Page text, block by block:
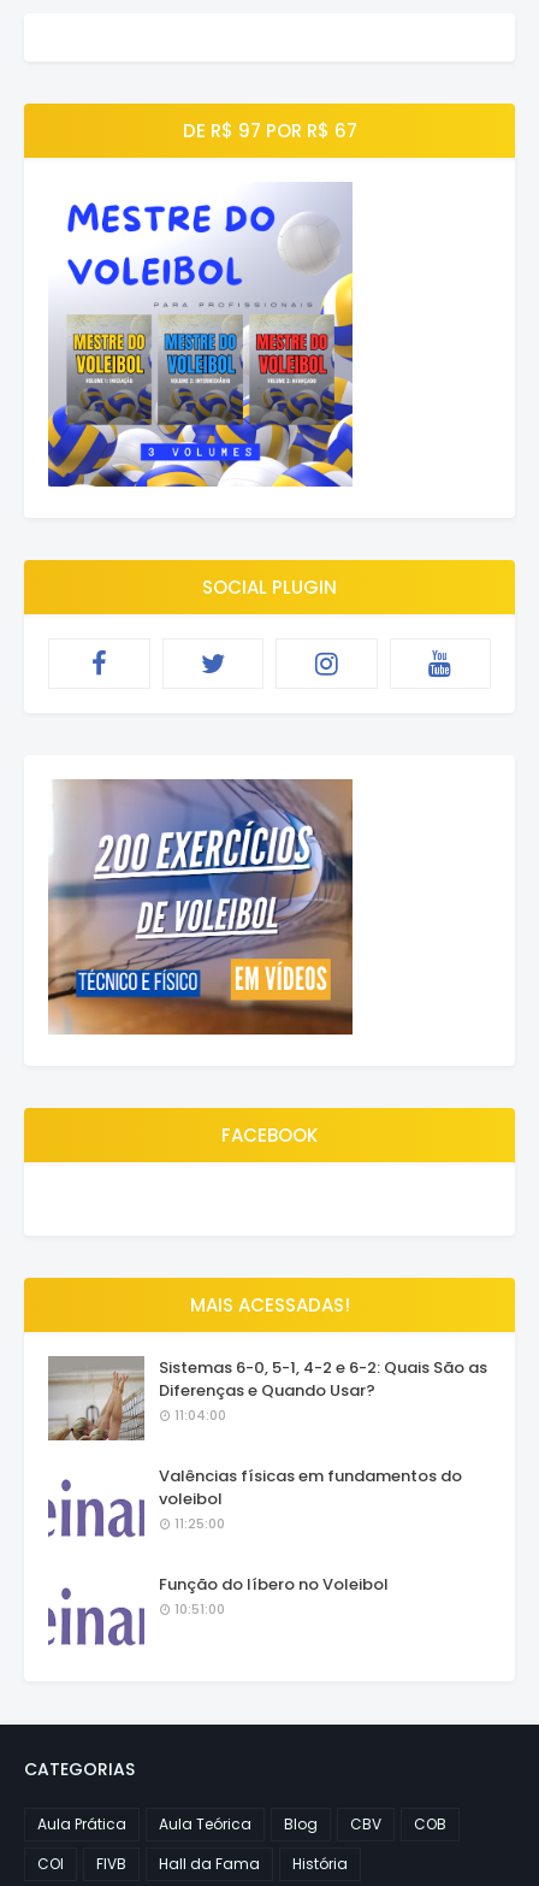
DE R$ 97 POR R$ 67
SOCIAL PLUGIN
FACEBOOK
MAIS ACESSADAS!
Sistemas 6-0, 5-1, 4-2 e 6-2: Quais São as
Diferenças e Quando Usar?
11:04:00
Valências físicas em fundamentos do
voleibol
11:25:00
Função do líbero no Voleibol
10:51:00
CATEGORIAS
Aula Prática Aula Teórica Blog CBV
COB
COI
FIVB Hall da Fama
História